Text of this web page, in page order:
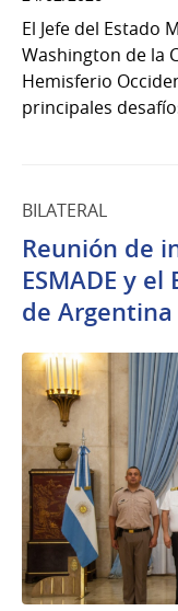
El Jefe del Estado
Washington de la
Hemisferio
principales
BILATERAL
Reunión de
ESMADE y
de Argentina